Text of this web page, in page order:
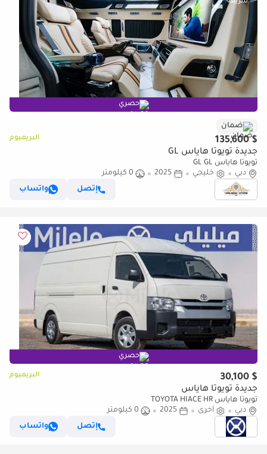
حصري
ضمان
$ 135,600 البريميوم
جديدة تويوتا هاياس GL
تويوتا هاياس GL GL
دبي
خليجي 2025
0 كيلومتر
إتصل
واتساب
حصري
$ 30,100 البريميوم
جديدة تويوتا هاياس
تويوتا هاياس TOYOTA HIACE HR
دبي
أخرى 2025
0 كيلومتر
إتصل
واتساب